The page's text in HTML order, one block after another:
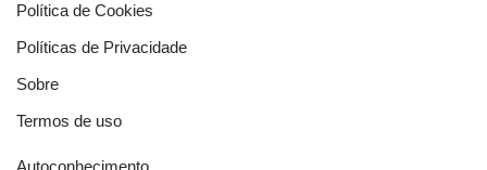
Política de Cookies
Políticas de Privacidade
Sobre
Termos de uso